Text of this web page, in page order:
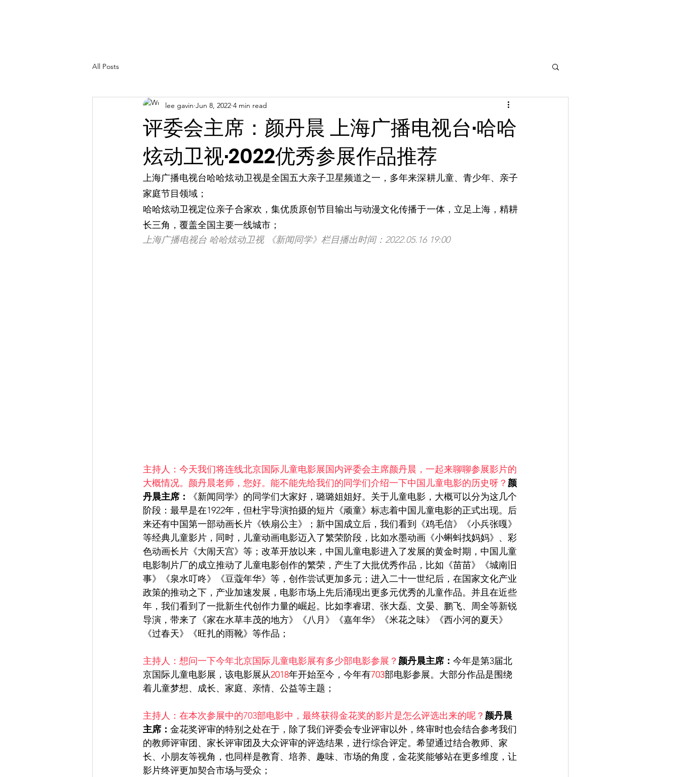
All Posts
评委会主席：颜丹晨 上海广播电视台·哈哈
炫动卫视·2022优秀参展作品推荐
lee gavin Jun 8, 2022 4 min read
上海广播电视台哈哈炫动卫视是全国五大亲子卫星频道之一，多年来深耕儿童、青少年、亲子
家庭节目领域；
哈哈炫动卫视定位亲子合家欢，集优质原创节目输出与动漫文化传播于一体，立足上海，精耕
长三角，覆盖全国主要一线城市；
上海广播电视台 哈哈炫动卫视 《新闻同学》栏目播出时间：2022.05.16 19:00
主持人：今天我们将连线北京国际儿童电影展国内评委会主席颜丹晨，一起来聊聊参展影片的
大概情况。颜丹晨老师，您好。能不能先给我们的同学们介绍一下中国儿童电影的历史呀？ 颜
丹晨主席：
《新闻同学》的同学们大家好，璐璐姐姐好。关于儿童电影，大概可以分为这几个
阶段：最早是在1922年，但杜宇导演拍摄的短片《顽童》标志着中国儿童电影的正式出现。后
来还有中国第一部动画长片《铁扇公主》；新中国成立后，我们看到《鸡毛信》《小兵张嘎》
等经典儿童影片，同时，儿童动画电影迈入了繁荣阶段，比如水墨动画《小蝌蚪找妈妈》、彩
色动画长片《大闹天宫》等；改革开放以来，中国儿童电影进入了发展的黄金时期，中国儿童
电影制片厂的成立推动了儿童电影创作的繁荣，产生了大批优秀作品，比如《苗苗》《城南旧
事》《泉水叮咚》《豆蔻年华》等，创作尝试更加多元；进入二十一世纪后，在国家文化产业
政策的推动之下，产业加速发展，电影市场上先后涌现出更多元优秀的儿童作品。并且在近些
年，我们看到了一批新生代创作力量的崛起。比如李睿珺、张大磊、文晏、鹏飞、周全等新锐
导演，带来了《家在水草丰茂的地方》《八月》《嘉年华》《米花之味》《西小河的夏天》
《过春天》《旺扎的雨靴》等作品；
主持人：想问一下今年北京国际儿童电影展有多少部电影参展？ 颜丹晨主席： 今年是第3届北
京国际儿童电影展，该电影展从2018年开始至今，今年有703部电影参展。大部分作品是围绕
着儿童梦想、成长、家庭、亲情、公益等主题；
主持人：在本次参展中的703部电影中，最终获得金花奖的影片是怎么评选出来的呢？ 颜丹晨
主席： 金花奖评审的特别之处在于，除了我们评委会专业评审以外，终审时也会结合参考我们
的教师评审团、家长评审团及大众评审的评选结果，进行综合评定。希望通过结合教师、家
长、小朋友等视角，也同样是教育、培养、趣味、市场的角度，金花奖能够站在更多维度，让
影片终评更加契合市场与受众；